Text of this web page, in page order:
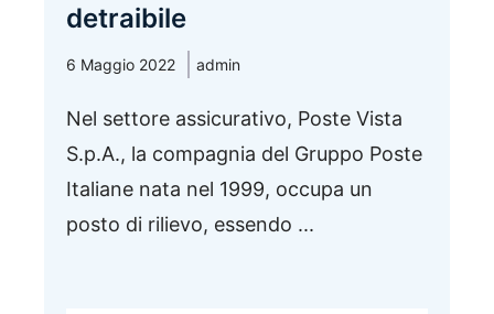
detraibile
6 Maggio 2022 admin
Nel settore assicurativo, Poste Vista
S.p.A., la compagnia del Gruppo Poste
Italiane nata nel 1999, occupa un
posto di rilievo, essendo ...